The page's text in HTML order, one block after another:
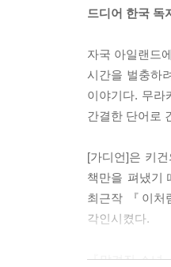
킨셀라 아저씨
“해야 하는 말
--- p.67
마당을 비추는
기분이지만 걸
을 맞춰 걸을
--- pp.69~70
드디어 한국 독
자국 아일랜드
시간을 벌충하
이야기다. 무라
간결한 단어로
[가디언]은 키
책만을 펴냈기
최근작 『이처
각인시켰다.
『맡겨진 소녀